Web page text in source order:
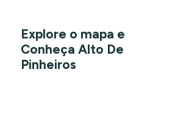
Explore o mapa e
Conheça Alto De
Pinheiros